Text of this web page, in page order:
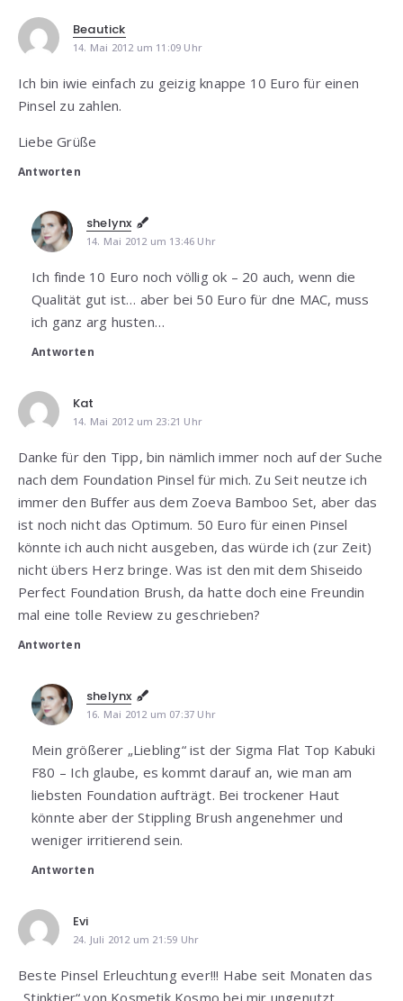
Beautick
14. Mai 2012 um 11:09 Uhr
Ich bin iwie einfach zu geizig knappe 10 Euro für einen
Pinsel zu zahlen.
Liebe Grüße
Antworten
shelynx
14. Mai 2012 um 13:46 Uhr
Ich finde 10 Euro noch völlig ok – 20 auch, wenn die
Qualität gut ist… aber bei 50 Euro für dne MAC, muss
ich ganz arg husten…
Antworten
Kat
14. Mai 2012 um 23:21 Uhr
Danke für den Tipp, bin nämlich immer noch auf der Suche
nach dem Foundation Pinsel für mich. Zu Seit neutze ich
immer den Buffer aus dem Zoeva Bamboo Set, aber das
ist noch nicht das Optimum. 50 Euro für einen Pinsel
könnte ich auch nicht ausgeben, das würde ich (zur Zeit)
nicht übers Herz bringe. Was ist den mit dem Shiseido
Perfect Foundation Brush, da hatte doch eine Freundin
mal eine tolle Review zu geschrieben?
Antworten
shelynx
16. Mai 2012 um 07:37 Uhr
Mein größerer „Liebling“ ist der Sigma Flat Top Kabuki
F80 – Ich glaube, es kommt darauf an, wie man am
liebsten Foundation aufträgt. Bei trockener Haut
könnte aber der Stippling Brush angenehmer und
weniger irritierend sein.
Antworten
Evi
24. Juli 2012 um 21:59 Uhr
Beste Pinsel Erleuchtung ever!!! Habe seit Monaten das
„Stinktier“ von Kosmetik Kosmo bei mir ungenutzt